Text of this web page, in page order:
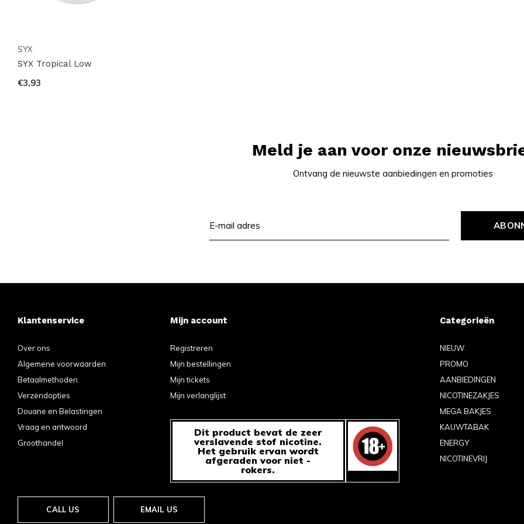
SYX
SYX Tropical Low
€3,93
Meld je aan voor onze
Ontvang de nieuwste aanbiedingen en promoties
Klantenservice
Over ons
Algemene voorwaarden
Betaalmethoden
Verzendopties
Douane en Belastingen
Vraag en antwoord
Groothandel
Mijn account
Registreren
Mijn bestellingen
Mijn tickets
Mijn verlanglijst
Dit product bevat de zeer
verslavende stof nicotine.
Het gebruik ervan wordt
afgeraden voor niet -
rokers.
Categorieën
NIEUW
PROMO
AANBIEDINGEN
NICOTINEZAKJES
MEGA BAKJES
KAUWTABAK
ENERGY
NICOTINEVRIJ
CALL US EMAIL US